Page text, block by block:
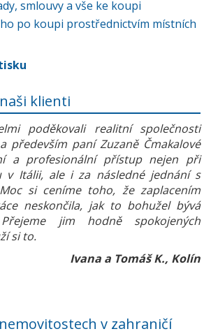
smlouvy a vše ke koupi
po koupi prostřednictvím místních
klienti
poděkovali realitní společnosti
a především paní Zuzaně Čmakalové
a profesionální přístup nejen při
v Itálii, ale i za následné jednání s
si ceníme toho, že zaplacením
neskončila, jak to bohužel bývá
jim hodně spokojených
si to.
Ivana a Tomáš K., Kolín
v zahraničí